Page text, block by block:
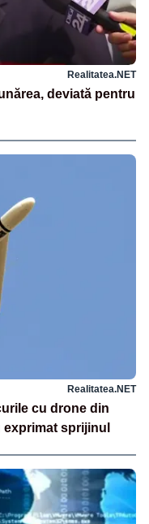
Realitatea.NET
deviată pentru
Realitatea.NET
cu drone din
sprijinul